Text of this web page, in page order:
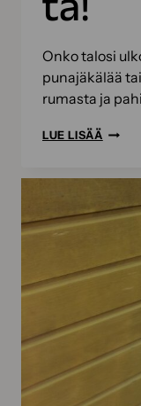
Onko talosi
punajäkälää
rumasta ja
LUE LISÄÄ
NÄMÄ
SINUN